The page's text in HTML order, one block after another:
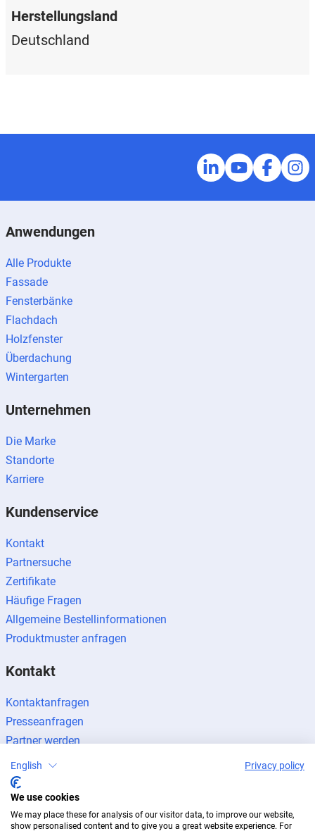
Herstellungsland
Deutschland
Anwendungen
Alle Produkte
Fassade
Fensterbänke
Flachdach
Holzfenster
Überdachung
Wintergarten
Unternehmen
Die Marke
Standorte
Karriere
Kundenservice
Kontakt
Partnersuche
Zertifikate
Häufige Fragen
Allgemeine Bestellinformationen
Produktmuster anfragen
Kontakt
Kontaktanfragen
Presseanfragen
Partner werden
ImpressumDatenschutzNewsletter
English Privacy policy
We use cookies
We may place these for analysis of our visitor data, to improve our website,
show personalised content and to give you a great website experience. For